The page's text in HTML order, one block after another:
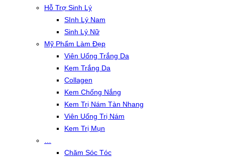
Hỗ Trợ Sinh Lý
SInh Lý Nam
Sinh Lý Nữ
Mỹ Phẩm Làm Đẹp
Viên Uống Trắng Da
Kem Trắng Da
Collagen
Kem Chống Nắng
Kem Trị Nám Tàn Nhang
Viên Uống Trị Nám
Kem Trị Mụn
Chăm Sóc Tóc